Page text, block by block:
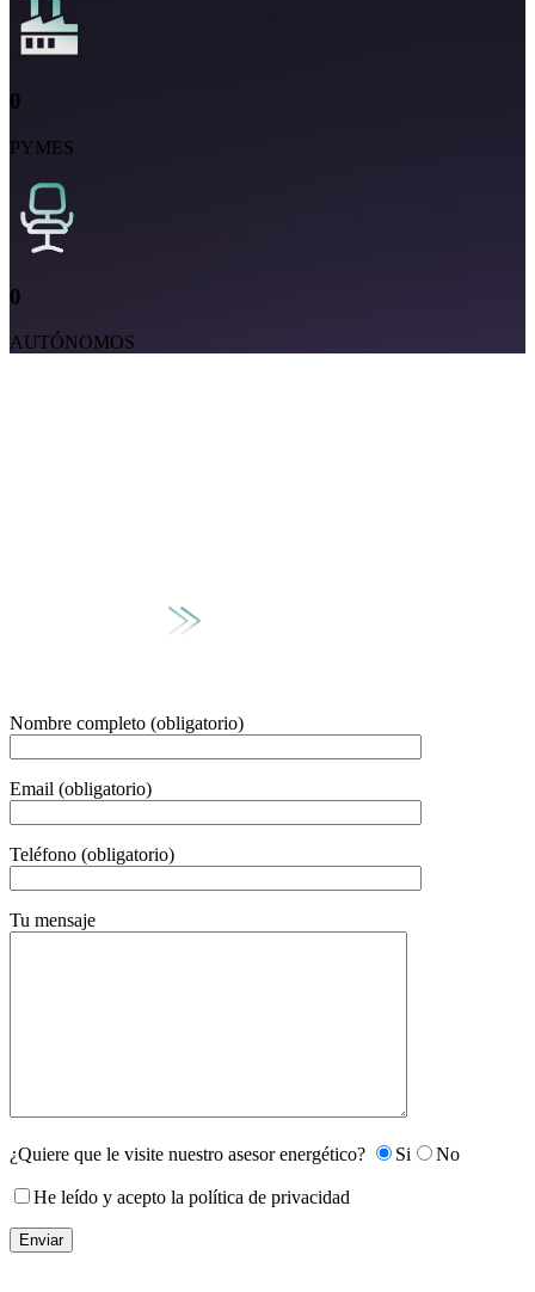
0
PYMES
0
AUTÓNOMOS
Nombre completo (obligatorio)
Email (obligatorio)
Teléfono (obligatorio)
Tu mensaje
¿Quiere que le visite nuestro asesor energético? Si No
He leído y acepto la política de privacidad